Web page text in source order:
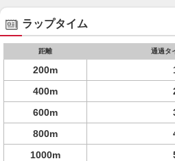
ラップタイム
距離 通過タ
200m
400m
600m
800m
1000m